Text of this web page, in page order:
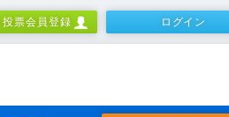
投票会員登録 ログイン